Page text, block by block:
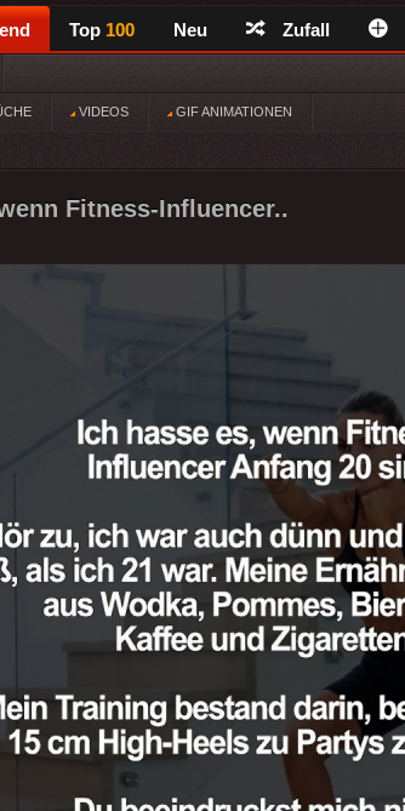
Top 100 Neu Zufall
VIDEOS GIF ANIMATIONEN
Fitness-Influencer..